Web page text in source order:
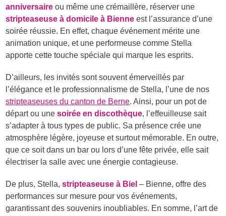
anniversaire ou même une crémaillère, réserver une
stripteaseuse à domicile à Bienne est l’assurance d’une
soirée réussie. En effet, chaque événement mérite une
animation unique, et une performeuse comme Stella
apporte cette touche spéciale qui marque les esprits.
D’ailleurs, les invités sont souvent émerveillés par
l’élégance et le professionnalisme de Stella, l’une de nos
stripteaseuses du canton de Berne. Ainsi, pour un pot de
départ ou unesoirée en discothèque, l’effeuilleuse sait
s’adapter à tous types de public. Sa présence crée une
atmosphère légère, joyeuse et surtout mémorable. En outre,
que ce soit dans un bar ou lors d’une fête privée, elle sait
électriser la salle avec une énergie contagieuse.
De plus, Stella,stripteaseuse à Biel – Bienne, offre des
performances sur mesure pour vos événements,
garantissant des souvenirs inoubliables. En somme, l’art de